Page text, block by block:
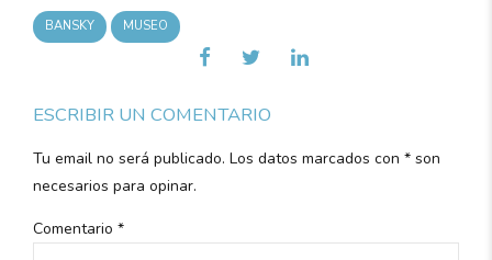
BANSKY MUSEO
ESCRIBIR UN COMENTARIO
Tu email no será publicado. Los datos marcados con * son
necesarios para opinar.
Comentario *